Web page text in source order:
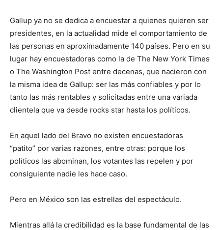
Gallup ya no se dedica a encuestar a quienes quieren ser
presidentes, en la actualidad mide el comportamiento de
las personas en aproximadamente 140 países. Pero en su
lugar hay encuestadoras como la de The New York Times
o The Washington Post entre decenas, que nacieron con
la misma idea de Gallup: ser las más confiables y por lo
tanto las más rentables y solicitadas entre una variada
clientela que va desde rocks star hasta los políticos.
En aquel lado del Bravo no existen encuestadoras
“patito” por varias razones, entre otras: porque los
políticos las abominan, los votantes las repelen y por
consiguiente nadie les hace caso.
Pero en México son las estrellas del espectáculo.
Mientras allá la credibilidad es la base fundamental de las